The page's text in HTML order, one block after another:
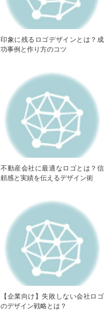
印象に残るロゴデザインとは？成
功事例と作り方のコツ
不動産会社に最適なロゴとは？信
頼感と実績を伝えるデザイン術
【企業向け】失敗しない会社ロゴ
のデザイン戦略とは？